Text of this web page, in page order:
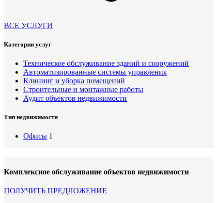
ВСЕ УСЛУГИ
Категории услуг
Техническое обслуживание зданий и сооружений
Автоматизированные системы управления
Клининг и уборка помещений
Строительные и монтажные работы
Аудит объектов недвижимости
Тип недвижимости
Офисы 1
Комплексное обслуживание объектов недвижимости
ПОЛУЧИТЬ ПРЕДЛОЖЕНИЕ